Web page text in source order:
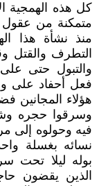
كل هذه الهمجية
متمكنة من عقول
منذ نشأة هذا
التطرف والقتل
والتبول حتى
فعل أحفاد على
هؤلاء المجانين
وسرقوا حجره
فيه وحولوه إلى
نسائه بغسلة
بوله ليلا تحت
الذين يقضون